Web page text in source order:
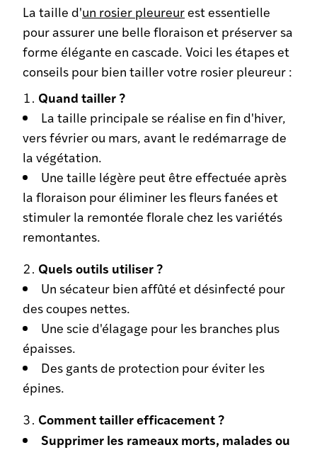
La taille d'un rosier pleureurest essentielle
pour assurer une belle floraison et préserver sa
forme élégante en cascade. Voici les étapes et
conseils pour bien tailler votre rosier pleureur :
Quand tailler ?
La taille principale se réalise en fin d'hiver,
vers février ou mars, avant le redémarrage de
la végétation.
Une taille légère peut être effectuée après
la floraison pour éliminer les fleurs fanées et
stimuler la remontée florale chez les variétés
remontantes.
Quels outils utiliser ?
Un sécateur bien affûté et désinfecté pour
des coupes nettes.
Une scie d'élagage pour les branches plus
épaisses.
Des gants de protection pour éviter les
épines.
Comment tailler efficacement ?
Supprimer les rameaux morts, malades ou